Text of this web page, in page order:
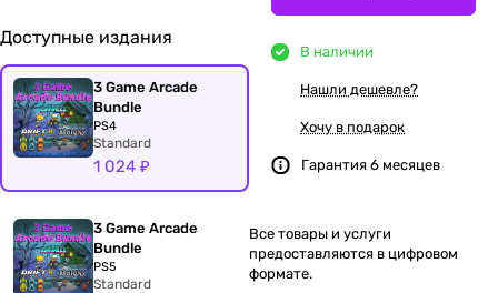
Доступные издания
3 Game Arcade
Bundle
PS4
Standard
1 024 ₽
3 Game Arcade
Bundle
PS5
Standard
В наличии
Нашли дешевле?
Хочу в подарок
Гарантия 6 месяцев
Все товары и услуги
предоставляются в цифровом
формате.